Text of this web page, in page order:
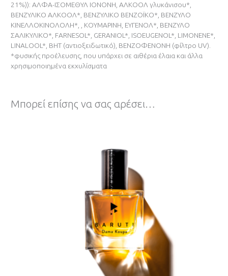
21%)): ΑΛΦΑ-ΙΣΟΜΕΘΥΛ ΙΟΝΟΝΗ, ΑΛΚΟΟΛ γλυκάνισου*,
ΒΕΝΖΥΛΙΚΟ ΑΛΚΟΟΛ*, ΒΕΝΖΥΛΙΚΟ ΒΕΝΖΟΪΚΟ*, ΒΕΝΖΥΛΟ
ΚΙΝΕΛΛΟΚΙΝΟΛΟΛΗ*, , ΚΟΥΜΑΡΙΝΗ, ΕΥΓΕΝΟΛ*, ΒΕΝΖΥΛΟ
ΣΑΛΙΚΥΛΙΚΟ*, FARNESOL*, GERANIOL*, ISOEUGENOL*, LIMONENE*,
LINALOOL*, BHT (αντιοξειδωτικό), ΒΕΝΖΟΦΕΝΟΝΗ (φίλτρο UV).
*φυσικής προέλευσης, που υπάρχει σε αιθέρια έλαια και άλλα
χρησιμοποιημένα εκχυλίσματα
Μπορεί επίσης να σας αρέσει…